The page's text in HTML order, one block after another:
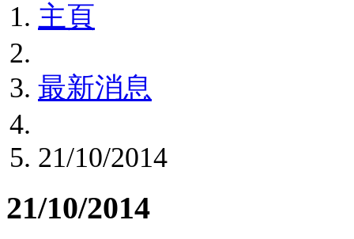
主頁
最新消息
21/10/2014
21/10/2014